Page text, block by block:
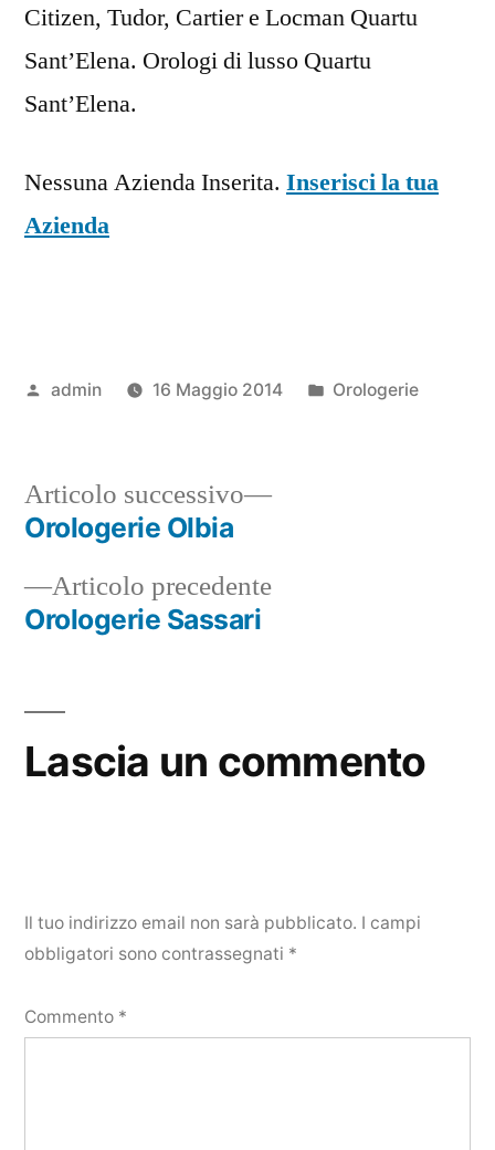
Citizen, Tudor, Cartier e Locman Quartu
Sant’Elena. Orologi di lusso Quartu
Sant’Elena.
Nessuna Azienda Inserita. Inserisci la tua
Azienda
Pubblicato
admin 16 Maggio 2014
Pubblicato
Orologerie
Navigazione
articoli
Articolo precedenteArticolo
Orologerie Sassari
Articolo successivo
Articolo
Orologerie Olbia
Lascia un commento
Il tuo indirizzo email non sarà pubblicato. I campi
obbligatori sono contrassegnati *
Commento *